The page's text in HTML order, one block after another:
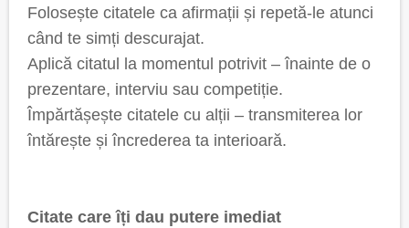
Folosește citatele ca afirmații și repetă-le atunci
când te simți descurajat.
Aplică citatul la momentul potrivit – înainte de o
prezentare, interviu sau competiție.
Împărtășește citatele cu alții – transmiterea lor
întărește și încrederea ta interioară.
Citate care îți dau putere imediat